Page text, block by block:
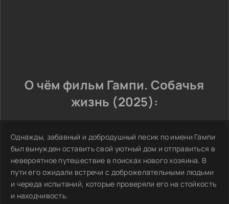
О чём фильм Гампи. Собачья
жизнь (2025):
Однажды, забавный и добродушный песик по имени Гампи
был вынужден оставить свой уютный дом и отправиться в
невероятное путешествие в поисках нового хозяина. В
пути его ожидали встречи с доброжелательными людьми
и череда испытаний, которые проверяли его на стойкость
и находчивость.